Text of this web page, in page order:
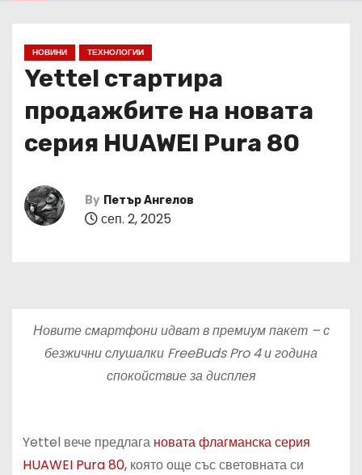
НОВИНИ ТЕХНОЛОГИИ
Yettel стартира
продажбите на новата
серия HUAWEI Pura 80
By Петър Ангелов
сеп. 2, 2025
Новите смартфони идватвпремиумпакет–с
безжични слушалки FreeBuds Pro 4 и година
спокойствие за дисплея
Yettel вече предлага новата флагманска серия
HUAWEI Pura 80,която още със световната си